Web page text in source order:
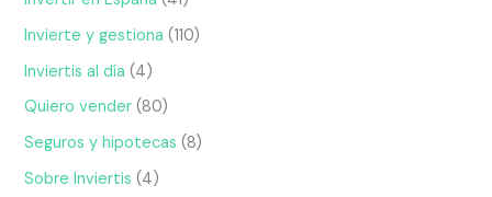
Invierte y gestiona (110)
Inviertis al día (4)
Quiero vender (80)
Seguros y hipotecas (8)
Sobre Inviertis (4)